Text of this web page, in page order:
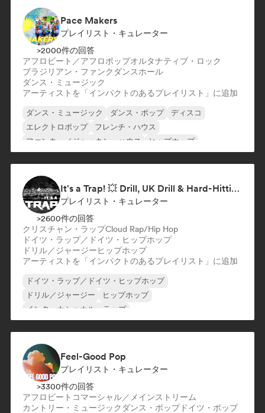
Pace Makers
プレイリスト・キュレーター
>2000件の回答
アフロビート／アフロポップオルタナティブ・ロック
ブラジリアン・ファンク ダンスホール
ダンス・ミュージック
アーティストを「インパクトのあるプレイリスト」に追加
ダンス・ミュージック ダンス・ポップ
ディスコ
エレクトロポップ
フレンチ・ハウス
ファンキー／ジャッキン・ハウス
ヒップホップ
It's a Trap! 💥 Drill, UK Drill & Hard-Hitting Trap
プレイリスト・キュレーター
>2600件の回答
クリスチャン・ラップCloud Rap/Hip Hop
ドイツ・ラップ／ドイツ・ヒップホップ
ドリル／ジャージーヒップホップ
アーティストを「インパクトのあるプレイリスト」に追加
ドイツ・ラップ／ドイツ・ヒップホップ
ドリル／ジャージー
ヒップホップ
インターナショナル・ラップ
Feel-Good Pop
プレイリスト・キュレーター
>3300件の回答
アフロビート コマーシャル／メインストリーム
カントリー・ミュージック ダンス・ポップドイツ・ポップ